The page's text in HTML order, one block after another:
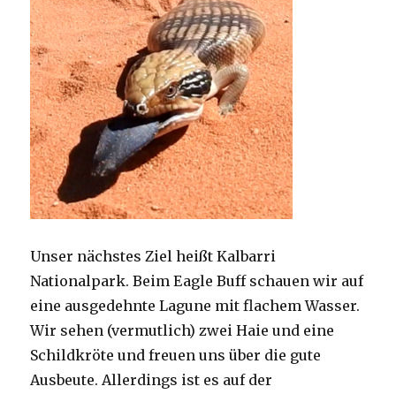
Unser nächstes Ziel heißt Kalbarri
Nationalpark. Beim Eagle Buff schauen wir auf
eine ausgedehnte Lagune mit flachem Wasser.
Wir sehen (vermutlich) zwei Haie und eine
Schildkröte und freuen uns über die gute
Ausbeute. Allerdings ist es auf der